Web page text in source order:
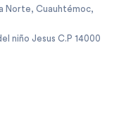
Norte, Cuauhtémoc,
niño Jesus C.P 14000